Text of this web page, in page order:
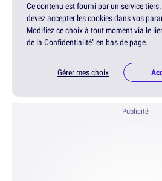
Ce contenu est fourni par un service
devez accepter les cookies dans vos
Modifiez ce choix à tout moment via le
de la Confidentialité" en bas de page.
Gérer mes choix
Publicité